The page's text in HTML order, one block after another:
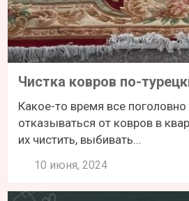
Чистка ковров по-
Какое-то время все поголовно
отказываться от ковров в
их чистить, выбивать...
10 июня, 2024